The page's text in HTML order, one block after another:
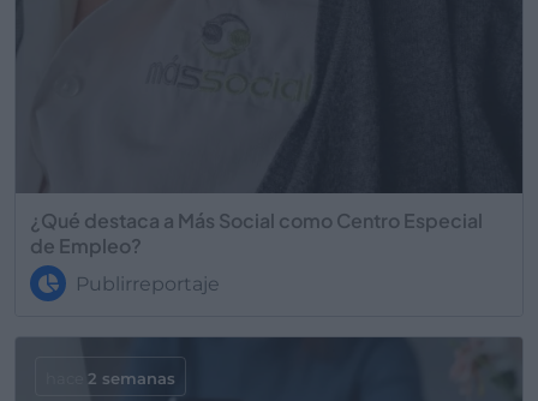
¿Qué destaca a Más Social como Centro Especial
de Empleo?
Publirreportaje
2 semanas